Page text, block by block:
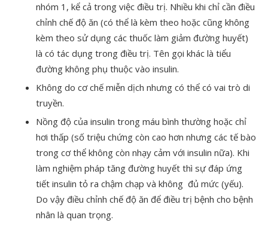
nhóm 1, kể cả trong việc điều trị. Nhiều khi chỉ cần điều
chỉnh chế độ ăn (có thể là kèm theo hoặc cũng không
kèm theo sử dụng các thuốc làm giảm đường huyết)
là có tác dụng trong điều trị. Tên gọi khác là tiểu
đường không phụ thuộc vào insulin.
Không do cơ chế miễn dịch nhưng có thể có vai trò di
truyền.
Nồng độ của insulin trong máu bình thường hoặc chỉ
hơi thấp (số triệu chứng còn cao hơn nhưng các tế bào
trong cơ thể không còn nhạy cảm với insulin nữa). Khi
làm nghiệm pháp tăng đường huyết thì sự đáp ứng
tiết insulin tỏ ra chậm chạp và không đủ mức (yếu).
Do vậy điều chỉnh chế độ ăn để điều trị bệnh cho bệnh
nhân là quan trọng.